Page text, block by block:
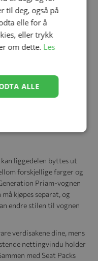
liggedelen byttes ut
forskjellige farger og
Priam-vognen
kjøpes separat, og
endre stilen til vognen
verdisakene dine, mens
nettingvindu holder
med Seat Packs
til deg, også på
elle for å
eller trykk
om dette. Les
ALLE